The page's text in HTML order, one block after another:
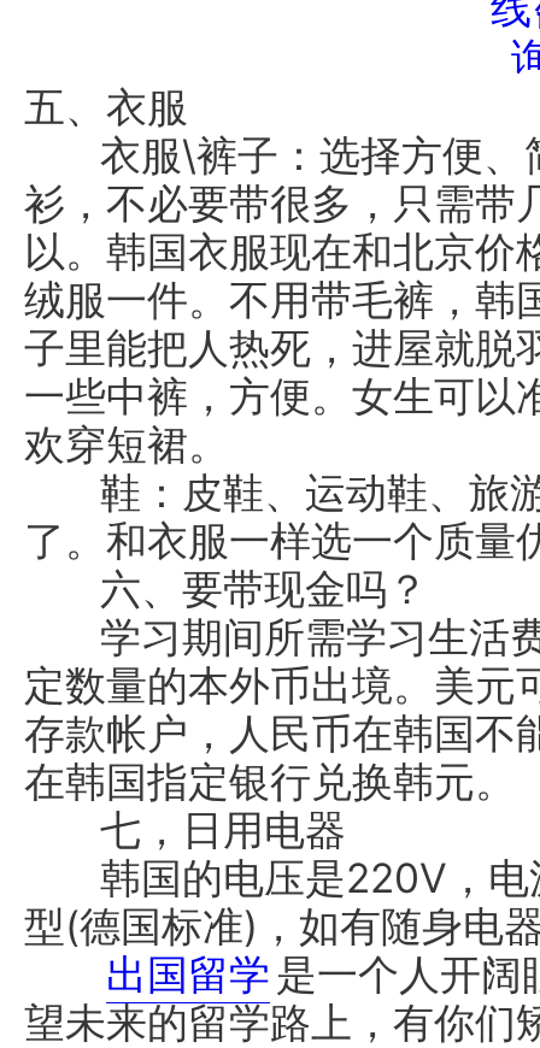
五、衣服
衣服\裤子：选择方便、
衫，不必要带很多，只需带
以。韩国衣服现在和北京价
绒服一件。不用带毛裤，韩
子里能把人热死，进屋就脱
一些中裤，方便。女生可以
欢穿短裙。
鞋：皮鞋、运动鞋、旅
了。和衣服一样选一个质量
六、要带现金吗？
学习期间所需学习生活
定数量的本外币出境。美元
存款帐户，人民币在韩国不
在韩国指定银行兑换韩元。
七，日用电器
韩国的电压是220V，电
型(德国标准)，如有随身电
出国留学 是一个人开阔
望未来的留学路上，有你们